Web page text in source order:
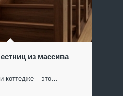
из массива
коттедже – это…